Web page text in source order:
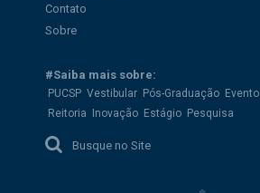
Contato
Sobre
#Saiba mais sobre:
PUCSP Vestibular Pós-Graduação
Reitoria
Inovação Estágio Pesquisa
Busque no Site